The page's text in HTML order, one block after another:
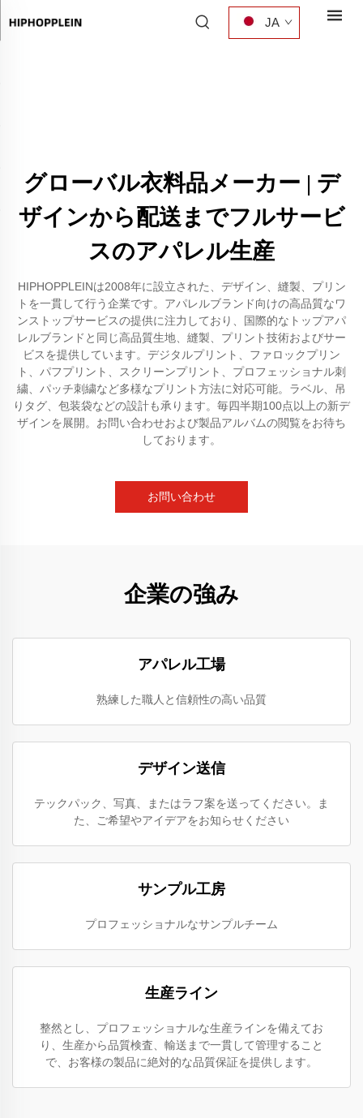
JA
グローバル衣料品メーカー | デ
ザインから配送までフルサービ
スのアパレル生産
HIPHOPPLEINは2008年に設立された、デザイン、縫製、プリン
トを一貫して行う企業です。アパレルブランド向けの高品質なワ
ンストップサービスの提供に注力しており、国際的なトップアパ
レルブランドと同じ高品質生地、縫製、プリント技術およびサー
ビスを提供しています。デジタルプリント、ファロックプリン
ト、パフプリント、スクリーンプリント、プロフェッショナル刺
繍、パッチ刺繍など多様なプリント方法に対応可能。ラベル、吊
りタグ、包装袋などの設計も承ります。毎四半期100点以上の新デ
ザインを展開。お問い合わせおよび製品アルバムの閲覧をお待ち
しております。
お問い合わせ
企業の強み
アパレル工場
熟練した職人と信頼性の高い品質
デザイン送信
テックパック、写真、またはラフ案を送ってください。ま
た、ご希望やアイデアをお知らせください
サンプル工房
プロフェッショナルなサンプルチーム
生産ライン
整然とし、プロフェッショナルな生産ラインを備えてお
り、生産から品質検査、輸送まで一貫して管理すること
で、お客様の製品に絶対的な品質保証を提供します。